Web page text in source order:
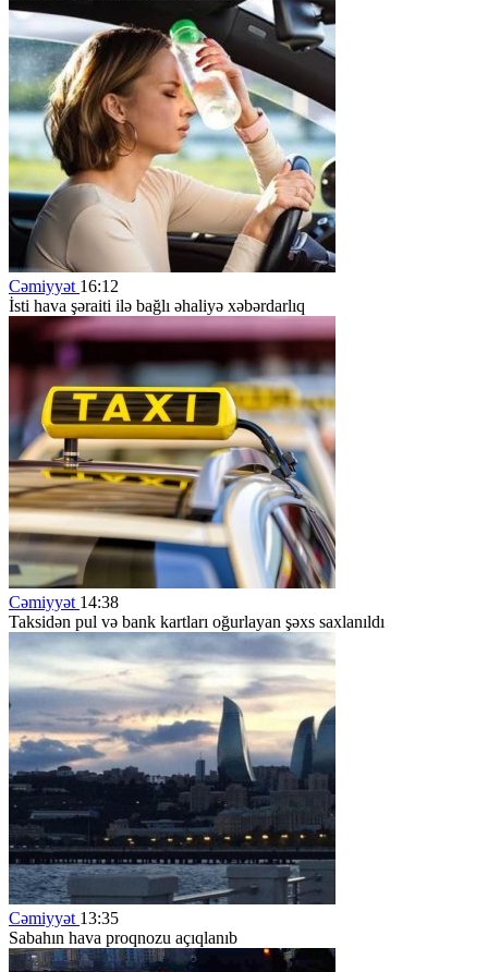
Cəmiyyət 16:12
İsti hava şəraiti ilə bağlı əhaliyə xəbərdarlıq
Cəmiyyət 14:38
Taksidən pul və bank kartları oğurlayan şəxs saxlanıldı
Cəmiyyət 13:35
Sabahın hava proqnozu açıqlanıb